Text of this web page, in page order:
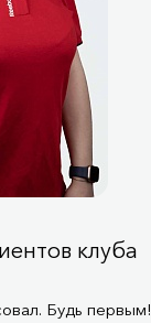
клуба
Будь первым!